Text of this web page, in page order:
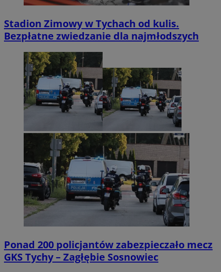
Stadion Zimowy w Tychach od kulis.
Bezpłatne zwiedzanie dla najmłodszych
Ponad 200 policjantów zabezpieczało mecz
GKS Tychy – Zagłębie Sosnowiec